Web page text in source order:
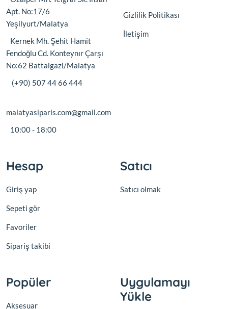
Kupa
Kupa&Kupa Takımı
Nihale
Peçetelik
Runner & Amerikan Servisi
Salata Kasesi
Apt. No:17/6
Yeşilyurt/Malatya
Kernek Mh. Şehit Hamit
Fendoğlu Cd. Konteynır Çarşı
No:62 Battalgazi/Malatya
(+90) 507 44 66 444
malatyasiparis.com@gmail.com
10:00 - 18:00
Gizlilik Politikası
İletişim
Hesap
Giriş yap
Sepeti gör
Favoriler
Sipariş takibi
Satıcı
Satıcı olmak
Popüler
Aksesuar
Uygulamayı
Yükle